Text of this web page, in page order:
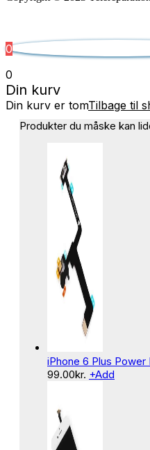
0
0
Din kurv
Din kurv er tomTilbage til
Produkter du måske kan
iPhone 6 Plus Power
99.00kr. +Add